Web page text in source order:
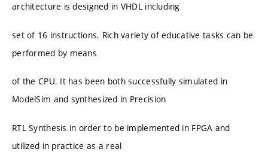
architecture is designed in VHDL including
set of 16 instructions. Rich variety of educative tasks can be
performed by means
of the CPU. It has been both successfully simulated in
ModelSim and synthesized in Precision
RTL Synthesis in order to be implemented in FPGA and
utilized in practice as a real